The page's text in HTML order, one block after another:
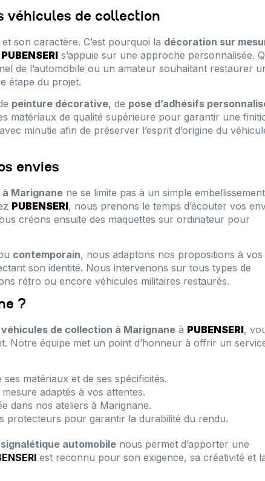
véhicules de collection
son caractère. C’est pourquoi la décoration sur
PUBENSERI s’appuie sur une approche personnalisée.
de l’automobile ou un amateur souhaitant restaurer
étape du projet.
peinture décorative, de pose d’adhésifs
matériaux de qualité supérieure pour garantir une
minutie afin de préserver l’esprit d’origine du
envies
Marignane ne se limite pas à un simple
PUBENSERI, nous prenons le temps d’écouter vos
créons ensuite des maquettes sur ordinateur pour
contemporain, nous adaptons nos propositions à vos
son identité. Nous intervenons sur tous types de
rétro ou encore véhicules militaires restaurés.
?
de collection à Marignane à PUBENSERI,
Notre équipe met un point d’honneur à offrir un
matériaux et de ses spécificités.
adaptés à vos attentes.
dans nos ateliers à Marignane.
protecteurs pour garantir la durabilité du rendu.
signalétique automobile nous permet d’apporter une
est reconnu pour son exigence, sa créativité et